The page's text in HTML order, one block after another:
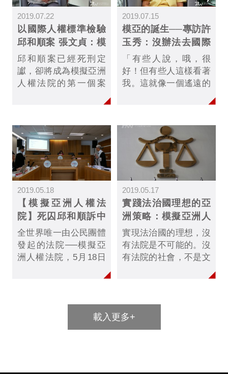
審邱和順案。
2019.07.22
以國際人權標準檢驗
邱和順案 張文貞：模
亞不是第四審
邱和順案已經死刑定
讞，卻將成為模擬亞洲
人權法院的第一個案
它處理邱和順案的哪個
響？模亞第一案受命法
官張文貞接受公視新聞
議題中心PNN與「法律
白話文運動」訪問，解
答疑惑。
2019.07.15
模亞的誕生──專訪許
玉秀：沒辦法去國際
就自己創造國際
「有些人說，哦，很
好！但有些人這樣看著
我。這就像一個遙遠的
灣有什麼關係？不！它
2019.05.18
【模擬亞洲人權法
院】死囚邱和順訴中
華民國案 假戲？真
做！
全世界唯一由公民團體
發起的法院──模擬亞
洲人權法院，5月18日
庭，審理於台灣「開
訟23年、已由台灣法院
判決死刑定讞、目前身
繫死牢的邱和順......
2019.05.17
實踐法治國理想的亞
洲策略：模擬亞洲人
權法院
實現法治國的理想，沒
有法院是不可能的。沒
有法院的社會，不是文
擺脫落後的形象，最直
法院，特別是人權法
院......
載入更多+